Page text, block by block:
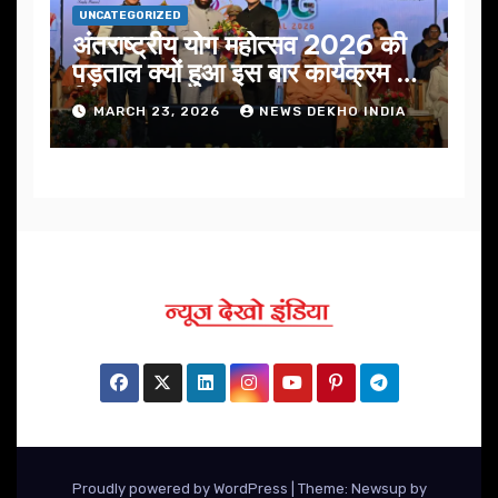
UNCATEGORIZED
अंतराष्ट्रीय योग महोत्सव 2026 की
पड़ताल क्यों हुआ इस बार कार्यक्रम में
निखार
MARCH 23, 2026 NEWS DEKHO INDIA
Proudly powered by WordPress Theme: Newsup by